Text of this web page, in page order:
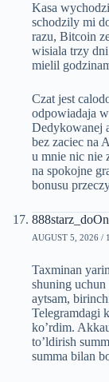
Kasa
schodzily mi
razu, Bitcoin
wisiala trzy
mielil
Czat jest
odpowiadaja
Dedykowanej
bez zaciec na
u mnie nic nie
na spokojne
bonusu
888starz_doOn
AUGUST 5, 2026 /
Taxminan
shuning
aytsam,
Telegramdagi
ko’rdim.
to’ldirish
summa bilan